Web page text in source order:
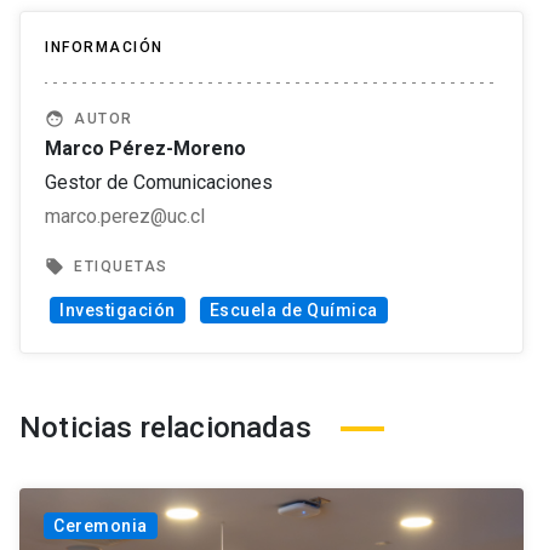
INFORMACIÓN
face AUTOR
Marco Pérez-Moreno
Gestor de Comunicaciones
marco.perez@uc.cl
local_offer ETIQUETAS
Investigación Escuela de Química
Noticias relacionadas
Ceremonia